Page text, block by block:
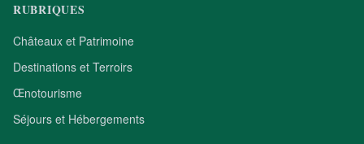
RUBRIQUES
Châteaux et Patrimoine
Destinations et Terroirs
Œnotourisme
Séjours et Hébergements